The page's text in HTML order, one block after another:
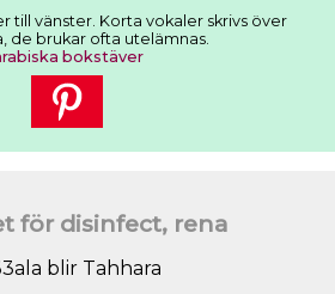
till vänster. Korta vokaler skrivs över
de brukar ofta utelämnas.
bokstäver
för disinfect, rena
blir Tahhara